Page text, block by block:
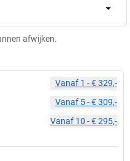
afwijken.
Vanaf 1 -€ 329,-
Vanaf 5-€ 309,-
Vanaf 10 -€ 295,-